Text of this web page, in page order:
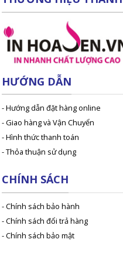
HƯỚNG DẪN
- Hướng dẫn đặt hàng online
- Giao hàng và Vận Chuyển
- Hình thức thanh toán
- Thỏa thuận sử dụng
CHÍNH SÁCH
- Chính sách bảo hành
- Chính sách đổi trả hàng
- Chính sách bảo mật